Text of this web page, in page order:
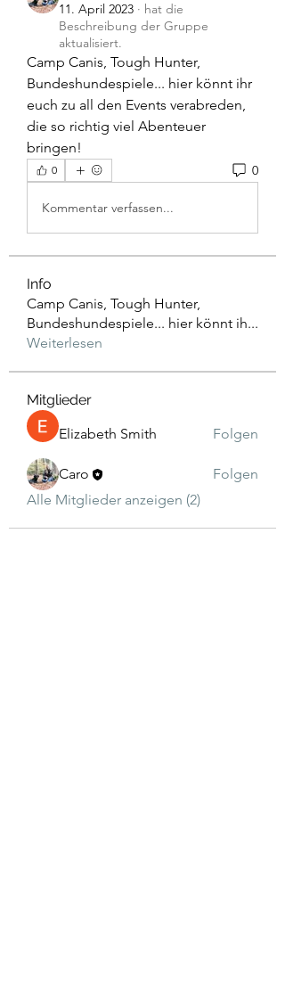
11. April 2023 · hat die
Beschreibung der Gruppe
aktualisiert.
Camp Canis, Tough Hunter,
Bundeshundespiele... hier könnt ihr
euch zu all den Events verabreden,
die so richtig viel Abenteuer
bringen!
0 0
Kommentar verfassen...
Info
Camp Canis, Tough Hunter,
Bundeshundespiele... hier könnt ih...
Weiterlesen
Mitglieder
Elizabeth Smith
Folgen
Caro
Folgen
Alle Mitglieder anzeigen (2)